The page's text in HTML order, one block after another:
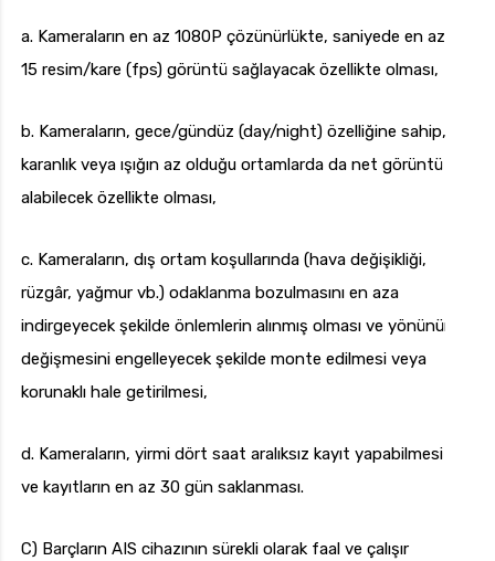
a. Kameraların en az 1080P çözünürlükte, saniyede en az
15 resim/kare (fps) görüntü sağlayacak özellikte olması,
b. Kameraların, gece/gündüz (day/night) özelliğine sahip,
karanlık veya ışığın az olduğu ortamlarda da net görüntü
alabilecek özellikte olması,
c. Kameraların, dış ortam koşullarında (hava değişikliği,
rüzgâr, yağmur vb.) odaklanma bozulmasını en aza
indirgeyecek şekilde önlemlerin alınmış olması ve yönünün
değişmesini engelleyecek şekilde monte edilmesi veya
korunaklı hale getirilmesi,
d. Kameraların, yirmi dört saat aralıksız kayıt yapabilmesi
ve kayıtların en az 30 gün saklanması.
C) Barçların AIS cihazının sürekli olarak faal ve çalışır